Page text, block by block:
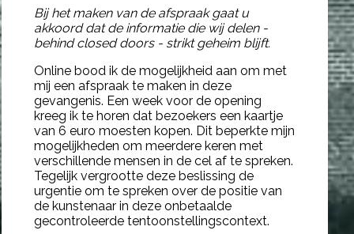
Bij het maken van de afspraak gaat u
akkoord dat de informatie die wij delen -
behind closed doors - strikt geheim blijft.
Online bood ik de mogelijkheid aan om met
mij een afspraak te maken in deze
gevangenis. Een week voor de opening
kreeg ik te horen dat bezoekers een kaartje
van 6 euro moesten kopen. Dit beperkte mijn
mogelijkheden om meerdere keren met
verschillende mensen in de cel af te spreken.
Tegelijk vergrootte deze beslissing de
urgentie om te spreken over de positie van
de kunstenaar in deze onbetaalde
gecontroleerde tentoonstellingscontext.